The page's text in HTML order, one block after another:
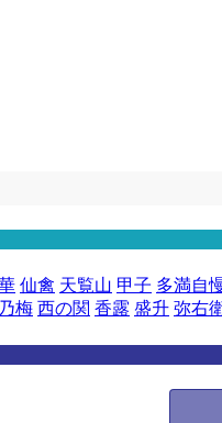
仙禽 天覧山 甲子 多満自
梅 西の関 香露 盛升 弥右